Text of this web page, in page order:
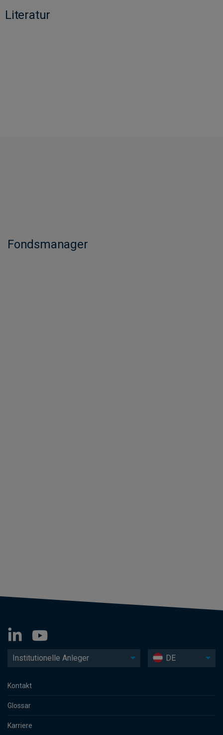
Literatur
Fondsmanager​​​​​​​​​​​​​​​​​​​​
Institutionelle Anleger DE
Kontakt
Glossar
Karriere